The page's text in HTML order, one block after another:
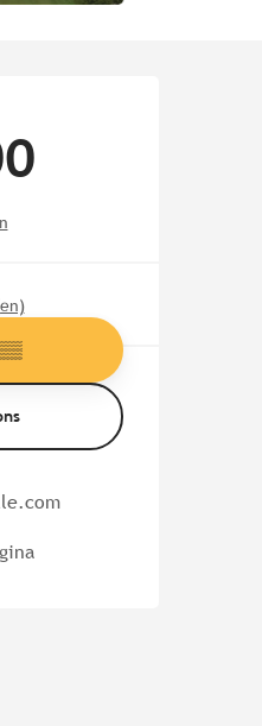
▒▒